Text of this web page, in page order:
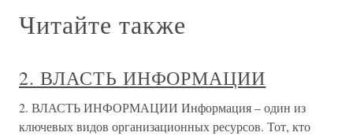
Читайте также
2. ВЛАСТЬ ИНФОРМАЦИИ
2. ВЛАСТЬ ИНФОРМАЦИИ Информация – один из
ключевых видов организационных ресурсов. Тот, кто